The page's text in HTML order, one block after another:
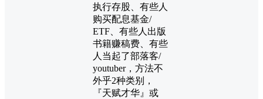
执行存股、有些人
购买配息基金/
ETF、有些人出版
书籍赚稿费、有些
人当起了部落客/
youtuber，方法不
外乎2种类别，
『天赋才华』或